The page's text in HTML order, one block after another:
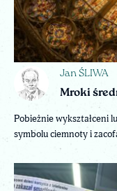
Jan ŚLIWA
Mroki
Pobieżnie wykształceni
symbolu ciemnoty i